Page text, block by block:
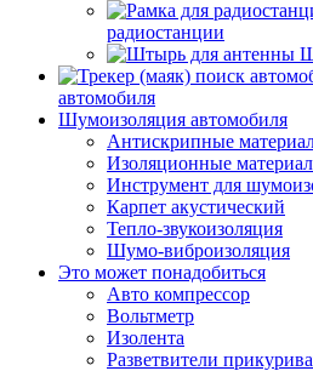
радиостанции
автомобиля
Шумоизоляция автомобиля
Антискрипные
Изоляционные
Инструмент для
Карпет акустический
Тепло-звукоизоляция
Шумо-виброизоляция
Это может понадобиться
Авто компрессор
Вольтметр
Изолента
Разветвители